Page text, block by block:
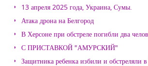
13 апреля 2025 года, Украина, Сумы.
Атака дрона на Белгород
В Херсоне при обстреле погибли два
С ПРИСТАВКОЙ "АМУРСКИЙ"
Защитника ребенка избили и обстреляли